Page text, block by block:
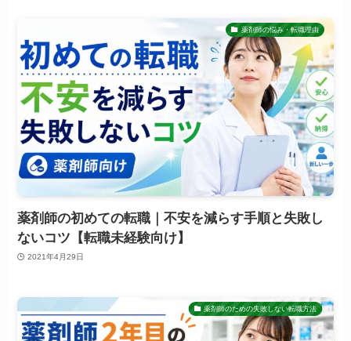
薬剤師の悩み・転職理由
薬剤師の初めての転職｜不安を減らす手順と失敗し
ないコツ【転職未経験向け】
2021年4月29日
薬剤師のための失敗しない転職方法